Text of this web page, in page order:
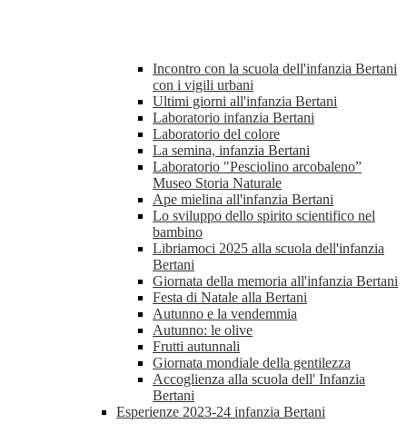
Incontro con la scuola dell'infanzia Bertani
con i vigili urbani
Ultimi giorni all'infanzia Bertani
Laboratorio infanzia Bertani
Laboratorio del colore
La semina, infanzia Bertani
Laboratorio "Pesciolino arcobaleno”
Museo Storia Naturale
Ape mielina all'infanzia Bertani
Lo sviluppo dello spirito scientifico nel
bambino
Libriamoci 2025 alla scuola dell'infanzia
Bertani
Giornata della memoria all'infanzia Bertani
Festa di Natale alla Bertani
Autunno e la vendemmia
Autunno: le olive
Frutti autunnali
Giornata mondiale della gentilezza
Accoglienza alla scuola dell' Infanzia
Bertani
Esperienze 2023-24 infanzia Bertani